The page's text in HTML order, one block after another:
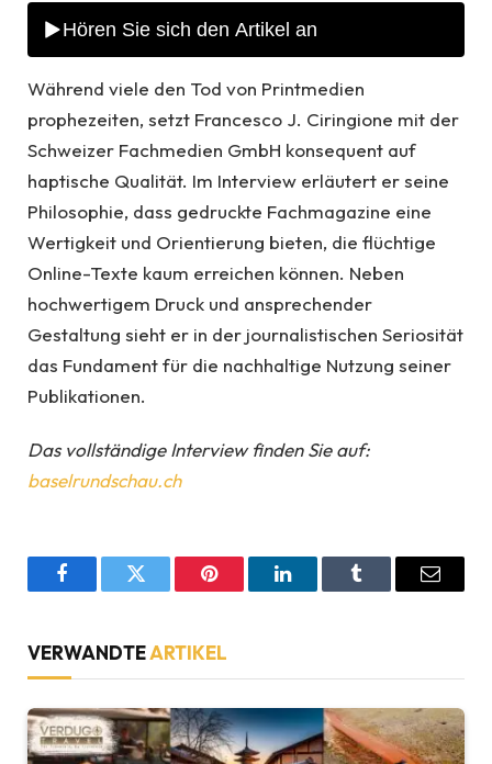
Während viele den Tod von Printmedien
prophezeiten, setzt Francesco J. Ciringione mit der
Schweizer Fachmedien GmbH konsequent auf
haptische Qualität. Im Interview erläutert er seine
Philosophie, dass gedruckte Fachmagazine eine
Wertigkeit und Orientierung bieten, die flüchtige
Online-Texte kaum erreichen können. Neben
hochwertigem Druck und ansprechender
Gestaltung sieht er in der journalistischen Seriosität
das Fundament für die nachhaltige Nutzung seiner
Publikationen.
Das vollständige Interview finden Sie auf:
baselrundschau.ch
FacebookTwitter Pinterest LinkedInTumblr Email
VERWANDTEARTIKEL